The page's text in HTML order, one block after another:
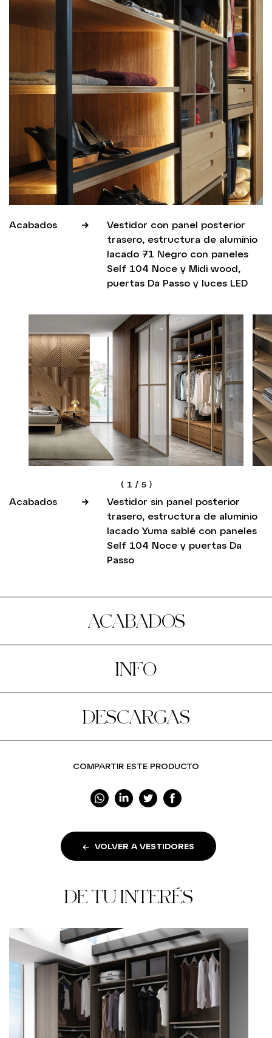
Acabados
Vestidor con panel posterior
trasero, estructura de aluminio
lacado 71 Negro con paneles
Self 104 Noce y Midi wood,
puertas Da Passo y luces LED
( 1 / 5 )
Acabados
Vestidor sin panel posterior
trasero, estructura de aluminio
lacado Yuma sablé con paneles
Self 104 Noce y puertas Da
Passo
ACABADOS
INFO
DESCARGAS
COMPARTIR ESTE PRODUCTO
VOLVER A VESTIDORES
DE TU INTERÉS